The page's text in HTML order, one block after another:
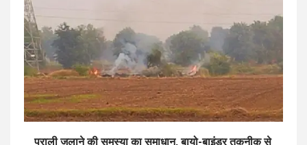
पराली जलाने की समस्या का समाधान, बायो-बाइंडर तकनीक से